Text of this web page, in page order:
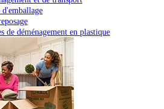
d'emballage
de déménagement en plastique